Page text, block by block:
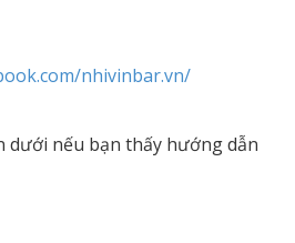
nhivinbar.vn/
dưới nếu bạn thấy hướng dẫn